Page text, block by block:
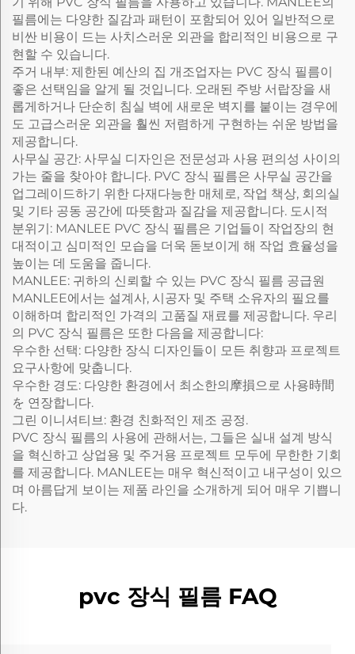
필름에는 다양한 질감과 패턴이 포함되어 있어 일반적으로
비싼 비용이 드는 사치스러운 외관을 합리적인 비용으로 구
현할 수 있습니다.
주거 내부: 제한된 예산의 집 개조업자는 PVC 장식 필름이
좋은 선택임을 알게 될 것입니다. 오래된 주방 서랍장을 새
롭게하거나 단순히 침실 벽에 새로운 벽지를 붙이는 경우에
도 고급스러운 외관을 훨씬 저렴하게 구현하는 쉬운 방법을
제공합니다.
사무실 공간: 사무실 디자인은 전문성과 사용 편의성 사이의
가는 줄을 찾아야 합니다. PVC 장식 필름은 사무실 공간을
업그레이드하기 위한 다재다능한 매체로, 작업 책상, 회의실
및 기타 공동 공간에 따뜻함과 질감을 제공합니다. 도시적
분위기: MANLEE PVC 장식 필름은 기업들이 작업장의 현
대적이고 심미적인 모습을 더욱 돋보이게 해 작업 효율성을
높이는 데 도움을 줍니다.
MANLEE: 귀하의 신뢰할 수 있는 PVC 장식 필름 공급원
MANLEE에서는 설계사, 시공자 및 주택 소유자의 필요를
이해하며 합리적인 가격의 고품질 재료를 제공합니다. 우리
의 PVC 장식 필름은 또한 다음을 제공합니다:
우수한 선택: 다양한 장식 디자인들이 모든 취향과 프로젝트
요구사항에 맞춥니다.
우수한 경도: 다양한 환경에서 최소한의摩損으로 사용時間
を 연장합니다.
그린 이니셔티브: 환경 친화적인 제조 공정.
PVC 장식 필름의 사용에 관해서는, 그들은 실내 설계 방식
을 혁신하고 상업용 및 주거용 프로젝트 모두에 무한한 기회
를 제공합니다. MANLEE는 매우 혁신적이고 내구성이 있으
며 아름답게 보이는 제품 라인을 소개하게 되어 매우 기쁩니
다.
pvc 장식 필름 FAQ